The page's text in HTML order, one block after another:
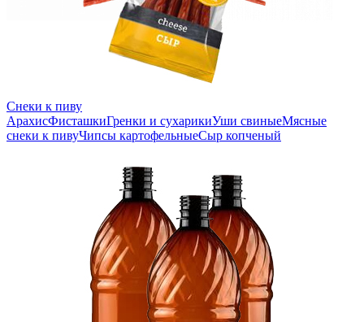
Снеки к пиву
АрахисФисташкиГренки и сухарикиУши свиныеМясные
снеки к пивуЧипсы картофельныеСыр копченый